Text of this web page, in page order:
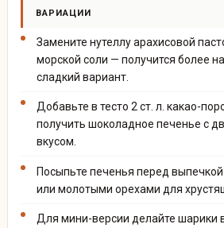
ВАРИАЦИИ
Замените нутеллу арахисовой
морской соли — получится более
сладкий вариант.
Добавьте в тесто 2 ст. л. какао-
получить шоколадное печенье с
вкусом.
Посыпьте печенья перед
или молотыми орехами для
Для мини-версии делайте шарики